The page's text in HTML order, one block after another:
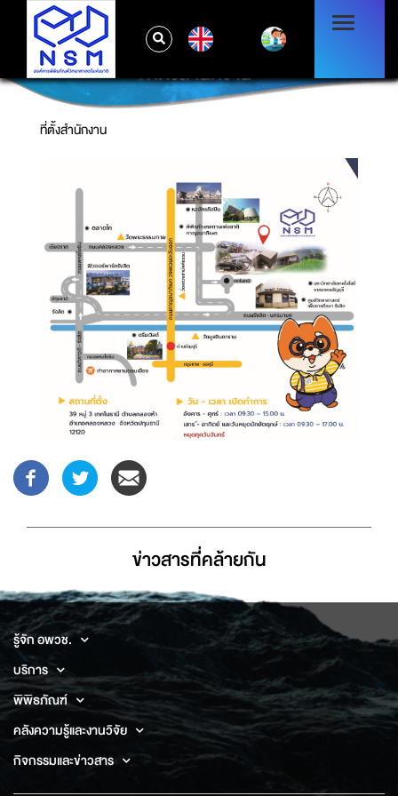
ที่ตั้งสำนักงาน
ที่ตั้งสำนักงาน
ข่าวสารที่่คล้ายกัน
รู้จัก อพวช.
บริการ
พิพิธภัณฑ์
คลังความรู้และงานวิจัย
กิจกรรมและข่าวสาร